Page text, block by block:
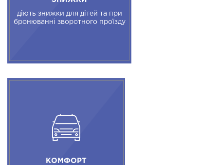
діють знижки для дітей та при
бронюванні зворотного проїзду
КОМФОРТ